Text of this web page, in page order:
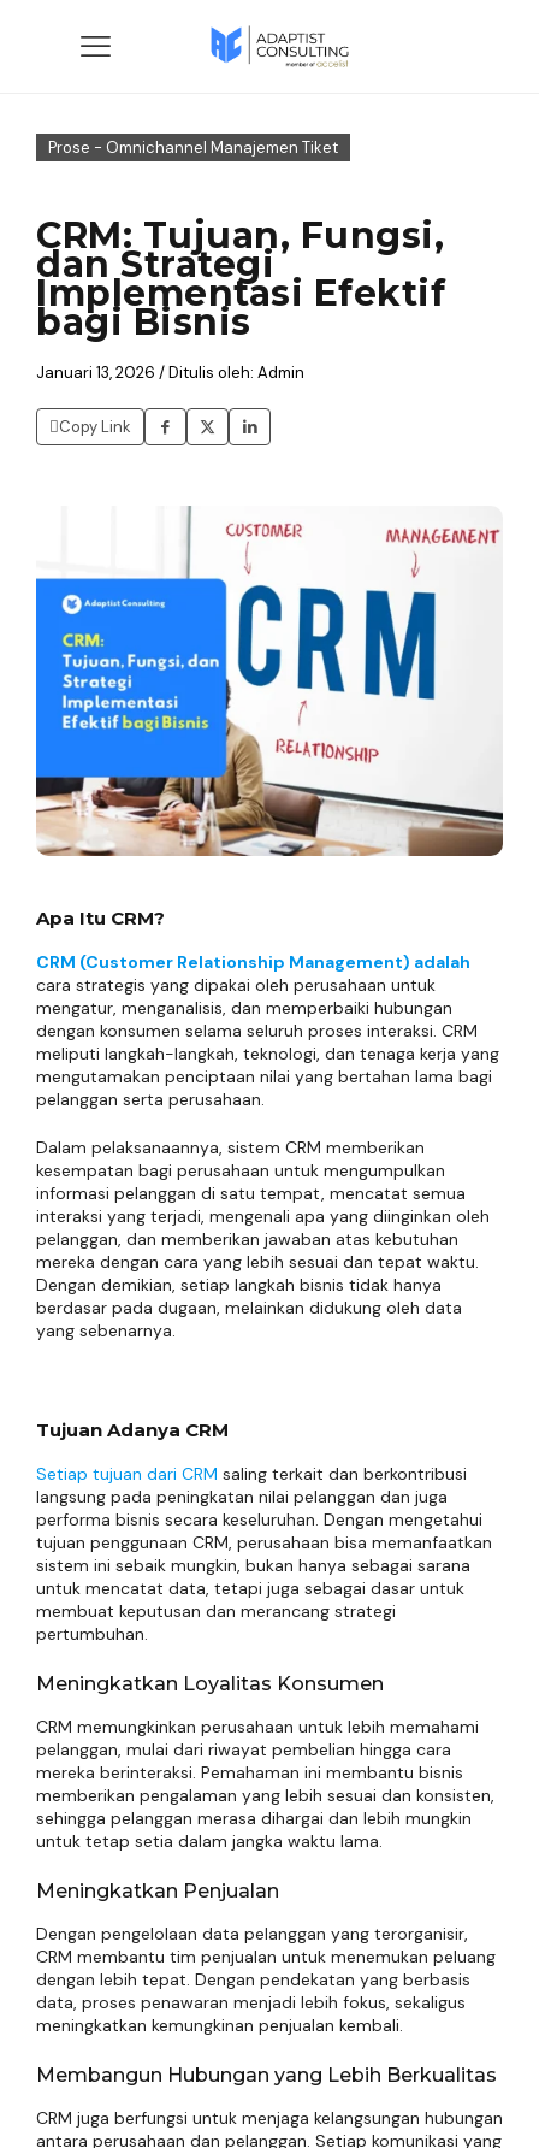
Prose - Omnichannel Manajemen Tiket
CRM: Tujuan, Fungsi,
dan Strategi
Implementasi Efektif
bagi Bisnis
Januari 13, 2026 / Ditulis oleh: Admin
Copy Link
Apa Itu CRM?
CRM (Customer Relationship Management) adalah
cara strategis yang dipakai oleh perusahaan untuk
mengatur, menganalisis, dan memperbaiki hubungan
dengan konsumen selama seluruh proses interaksi. CRM
meliputi langkah-langkah, teknologi, dan tenaga kerja yang
mengutamakan penciptaan nilai yang bertahan lama bagi
pelanggan serta perusahaan.
Dalam pelaksanaannya, sistem CRM memberikan
kesempatan bagi perusahaan untuk mengumpulkan
informasi pelanggan di satu tempat, mencatat semua
interaksi yang terjadi, mengenali apa yang diinginkan oleh
pelanggan, dan memberikan jawaban atas kebutuhan
mereka dengan cara yang lebih sesuai dan tepat waktu.
Dengan demikian, setiap langkah bisnis tidak hanya
berdasar pada dugaan, melainkan didukung oleh data
yang sebenarnya.
Tujuan Adanya CRM
Setiap tujuan dari CRM saling terkait dan berkontribusi
langsung pada peningkatan nilai pelanggan dan juga
performa bisnis secara keseluruhan. Dengan mengetahui
tujuan penggunaan CRM, perusahaan bisa memanfaatkan
sistem ini sebaik mungkin, bukan hanya sebagai sarana
untuk mencatat data, tetapi juga sebagai dasar untuk
membuat keputusan dan merancang strategi
pertumbuhan.
Meningkatkan Loyalitas Konsumen
CRM memungkinkan perusahaan untuk lebih memahami
pelanggan, mulai dari riwayat pembelian hingga cara
mereka berinteraksi. Pemahaman ini membantu bisnis
memberikan pengalaman yang lebih sesuai dan konsisten,
sehingga pelanggan merasa dihargai dan lebih mungkin
untuk tetap setia dalam jangka waktu lama.
Meningkatkan Penjualan
Dengan pengelolaan data pelanggan yang terorganisir,
CRM membantu tim penjualan untuk menemukan peluang
dengan lebih tepat. Dengan pendekatan yang berbasis
data, proses penawaran menjadi lebih fokus, sekaligus
meningkatkan kemungkinan penjualan kembali.
Membangun Hubungan yang Lebih Berkualitas
CRM juga berfungsi untuk menjaga kelangsungan hubungan
antara perusahaan dan pelanggan. Setiap komunikasi yang